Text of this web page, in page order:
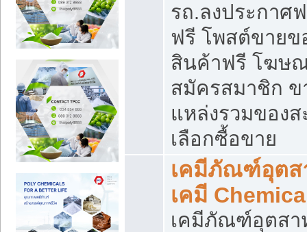
รถ.ลงประกาศ
ฟรี โพสต์ขาย
สินค้าฟรี โฆษ
สมัครสมาชิก ข
แหล่งรวมของ
เลือกซื้อขาย
เคมีภัณฑ์อุตส
เคมี
เคมีภัณฑ์อุตสา